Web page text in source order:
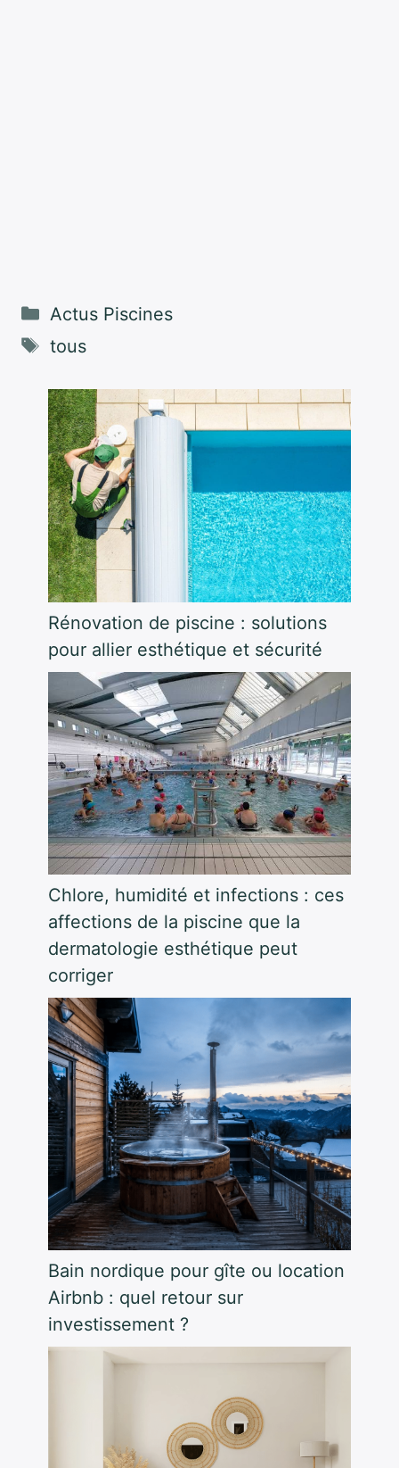
Catégories
Actus Piscines
Étiquettes
tous
Rénovation de piscine : solutions
pour allier esthétique et sécurité
Chlore, humidité et infections : ces
affections de la piscine que la
dermatologie esthétique peut
corriger
Bain nordique pour gîte ou location
Airbnb : quel retour sur
investissement ?